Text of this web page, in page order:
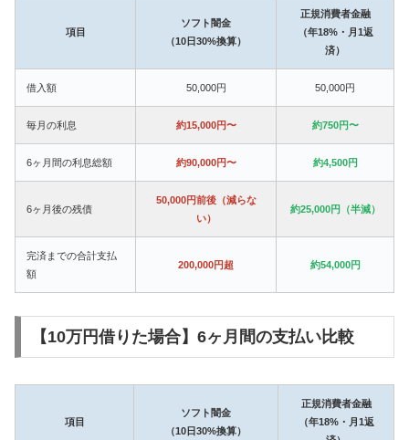
項目
ソフト闇金
（10日30%換算）
正規消費者金融
（年18%・月1返
済）
借入額 50,000円 50,000円
毎月の利息 約15,000円〜 約750円〜
6ヶ月間の利息総額 約90,000円〜 約4,500円
6ヶ月後の残債
50,000円前後（減らな
い）
約25,000円（半減）
完済までの合計支払
額
200,000円超 約54,000円
【10万円借りた場合】6ヶ月間の支払い比較
項目
ソフト闇金
（10日30%換算）
正規消費者金融
（年18%・月1返